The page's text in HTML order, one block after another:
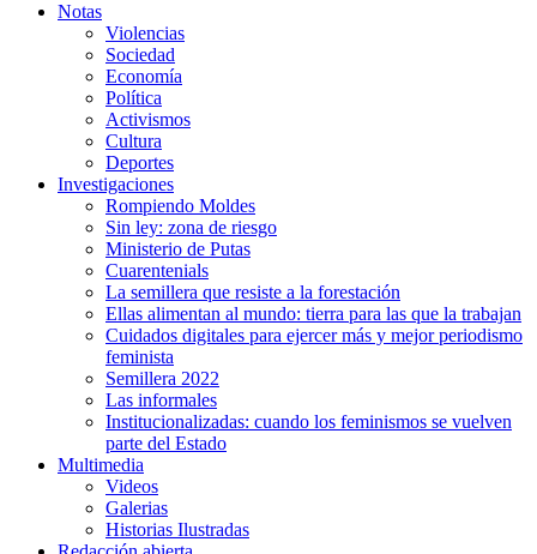
Notas
Violencias
Sociedad
Economía
Política
Activismos
Cultura
Deportes
Investigaciones
Rompiendo Moldes
Sin ley: zona de riesgo
Ministerio de Putas
Cuarentenials
La semillera que resiste a la forestación
Ellas alimentan al mundo: tierra para las que la trabajan
Cuidados digitales para ejercer más y mejor periodismo
feminista
Semillera 2022
Las informales
Institucionalizadas: cuando los feminismos se vuelven
parte del Estado
Multimedia
Videos
Galerias
Historias Ilustradas